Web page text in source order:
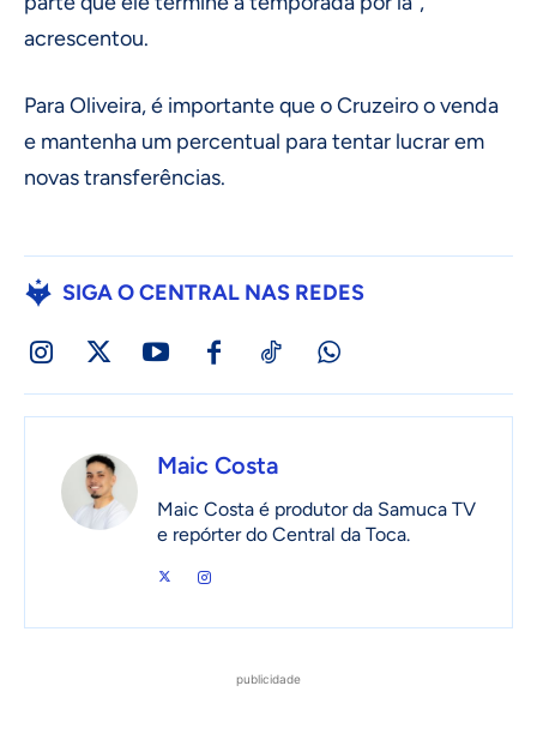
acrescentou.
Para Oliveira, é importante que o Cruzeiro o venda
e mantenha um percentual para tentar lucrar em
novas transferências.
SIGA O CENTRAL NAS REDES
Maic Costa
Maic Costa é produtor da Samuca TV
e repórter do Central da Toca.
publicidade